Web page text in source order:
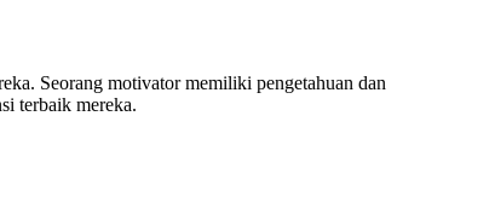
Seorang motivator memiliki pengetahuan dan
terbaik mereka.